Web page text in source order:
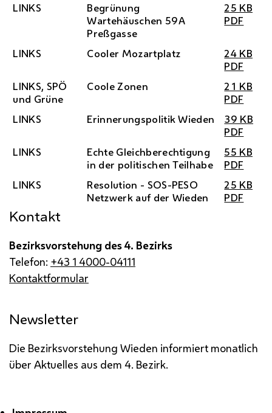
LINKS
Begrünung
Wartehäuschen 59A
Preßgasse
25 KB
PDF
LINKS Cooler Mozartplatz
24 KB
PDF
LINKS, SPÖ
und Grüne
Coole Zonen
21 KB
PDF
LINKS
Erinnerungspolitik Wieden
39 KB
PDF
LINKS
Echte Gleichberechtigung
in der politischen Teilhabe
55 KB
PDF
LINKS
Resolution - SOS-PESO
Netzwerk auf der Wieden
25 KB
PDF
Kontakt
Bezirksvorstehung des 4. Bezirks
Telefon: +43 1 4000-04111
Kontaktformular
Newsletter
Die Bezirksvorstehung Wieden informiert monatlich
über Aktuelles aus dem 4. Bezirk.